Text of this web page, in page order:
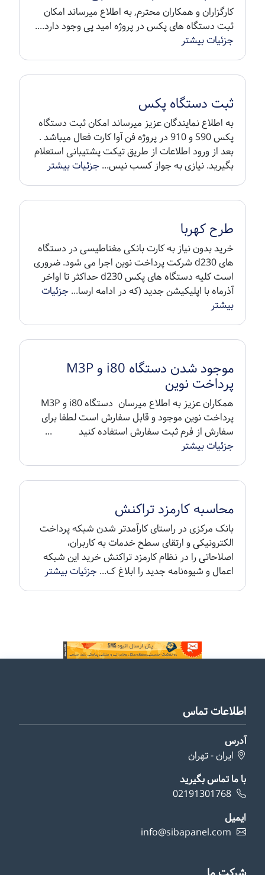
کارگزاران و همکاران محترم, به اطلاع میرساند امکان
ثبت دستگاه های پکس در پروژه امید پی وجود دارد....
جزئیات بیشتر
ثبت دستگاه پکس
به اطلاع نمایندگان عزیز میرساند امکان ثبت دستگاه
پکس S90 و 910 در پروژه فن آوا کارت فعال میباشد .
بعد از ورود اطلاعات از طریق تیکت پشتیبانی استعلام
بگیرید. نیازی به جواز کسب نیس...جزئیات بیشتر
طرح کهربا
خرید بدون نیاز به کارت بانکی مغناطیسی در دستگاه
های d230 شرکت پرداخت نوین اجرا می شود. ضروری
است کلیه دستگاه های پکس d230 حداکثر تا اواخر
آذرماه با اپلیکیشن جدید (که در ادامه ارسا...جزئیات
بیشتر
موجود شدن دستگاه i80 و M3P
پرداخت نوین
همکاران عزیز به اطلاع میرسان دستگاه i80 و M3P
پرداخت نوین موجود و قابل سفارش است لطفا برای
سفارش از فرم ثبت سفارش استفاده کنید ...
جزئیات بیشتر
محاسبه کارمزد تراکنش
بانک مرکزی در راستای کارآمدتر شدن شبکه پرداخت
الکترونیکی و ارتقای سطح خدمات به کاربران،
اصلاحاتی را در نظام کارمزد تراکنش‌ خرید این شبکه
اعمال و شیوه‌نامه جدید را ابلاغ ک...جزئیات بیشتر
اطلاعات تماس
آدرس
ایران - تهران
با ما تماس بگیرید
02191301768
ایمیل
info@sibapanel.com